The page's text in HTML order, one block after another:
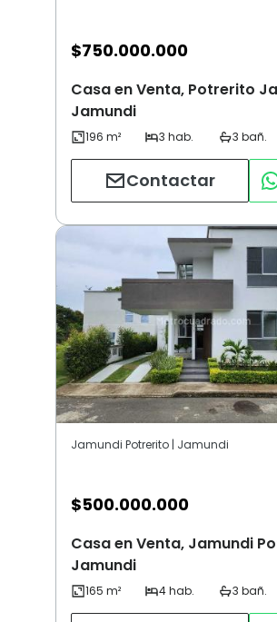
$750.000.000
Casa en Venta, Potrerito
Jamundi
Contactar
Jamundi Potrerito | Jamundi
$500.000.000
Casa en Venta, Jamundi
Jamundi